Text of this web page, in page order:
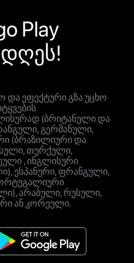
Play
და ეფექტური გზა უცხო
(ბრიტანული და
გერმანული,
(ბრაზილიური და
თურქული,
, ინგლისური
ესპანური, ფრანგული,
არაბული, რუსული,
ან კორეული.